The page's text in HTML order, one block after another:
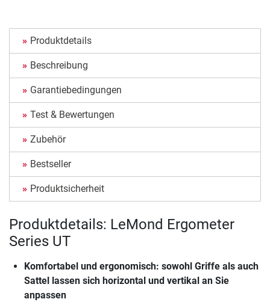
Produktdetails
Beschreibung
Garantiebedingungen
Test & Bewertungen
Zubehör
Bestseller
Produktsicherheit
Produktdetails: LeMond Ergometer
Series UT
Komfortabel und ergonomisch: sowohl Griffe als auch
Sattel lassen sich horizontal und vertikal an Sie
anpassen